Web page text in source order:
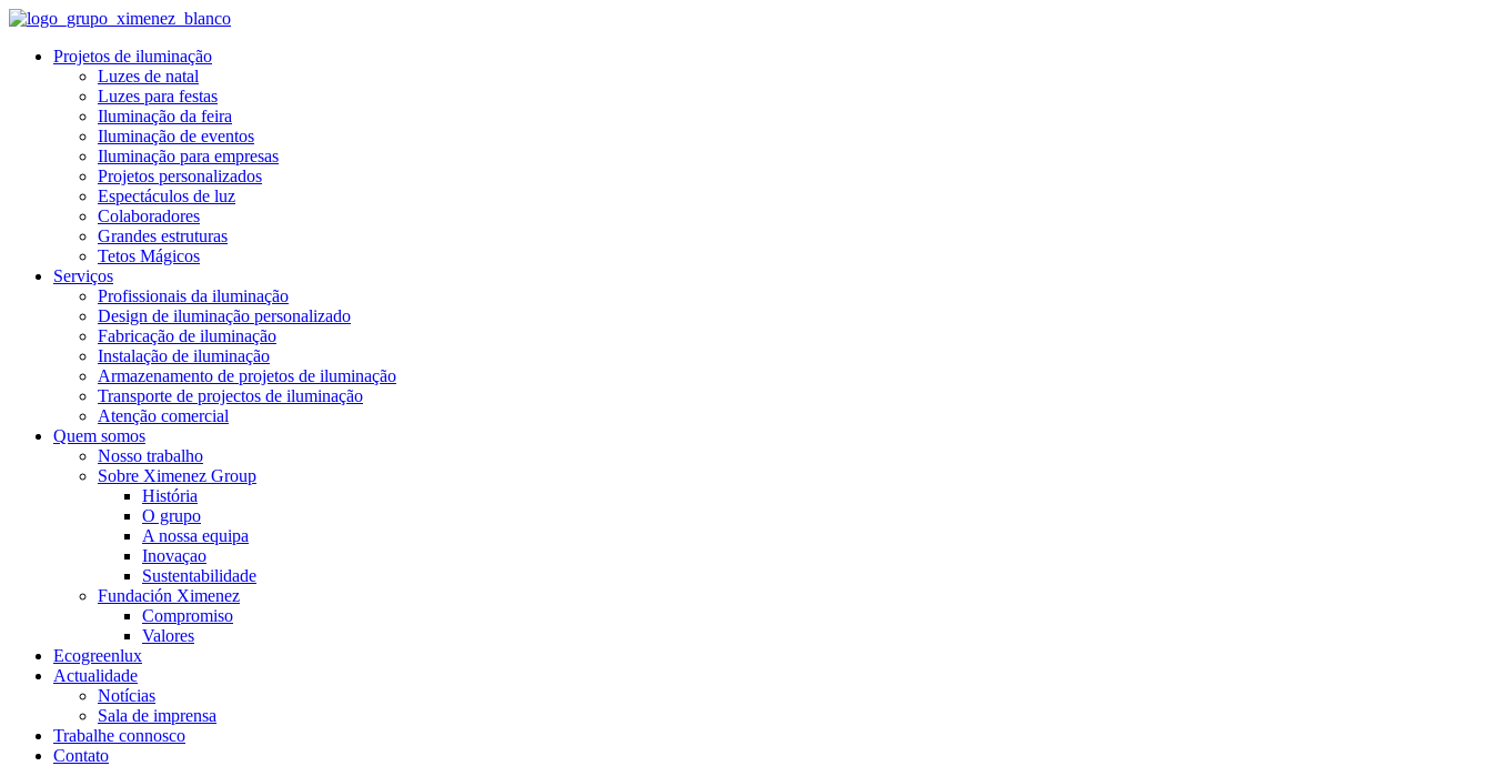
Projetos de iluminação
Luzes de natal
Luzes para festas
Iluminação da feira
Iluminação de eventos
Iluminação para empresas
Projetos personalizados
Espectáculos de luz
Colaboradores
Grandes estruturas
Tetos Mágicos
Serviços
Profissionais da iluminação
Design de iluminação personalizado
Fabricação de iluminação
Instalação de iluminação
Armazenamento de projetos de iluminação
Transporte de projectos de iluminação
Atenção comercial
Quem somos
Nosso trabalho
Sobre Ximenez Group
História
O grupo
A nossa equipa
Inovaçao
Sustentabilidade
Fundación Ximenez
Compromiso
Valores
Ecogreenlux
Actualidade
Notícias
Sala de imprensa
Trabalhe connosco
Contato